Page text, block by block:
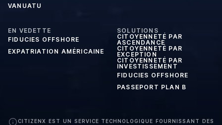
VANUATU
EN VEDETTE
FIDUCIES OFFSHORE
EXPATRIATION AMÉRICAINE
SOLUTIONS
CITOYENNETÉ PAR
ASCENDANCE
CITOYENNETÉ PAR
EXCEPTION
CITOYENNETÉ PAR
INVESTISSEMENT
FIDUCIES OFFSHORE
PASSEPORT PLAN B
CITIZENX EST UN SERVICE TECHNOLOGIQUE FOURNISSANT DES